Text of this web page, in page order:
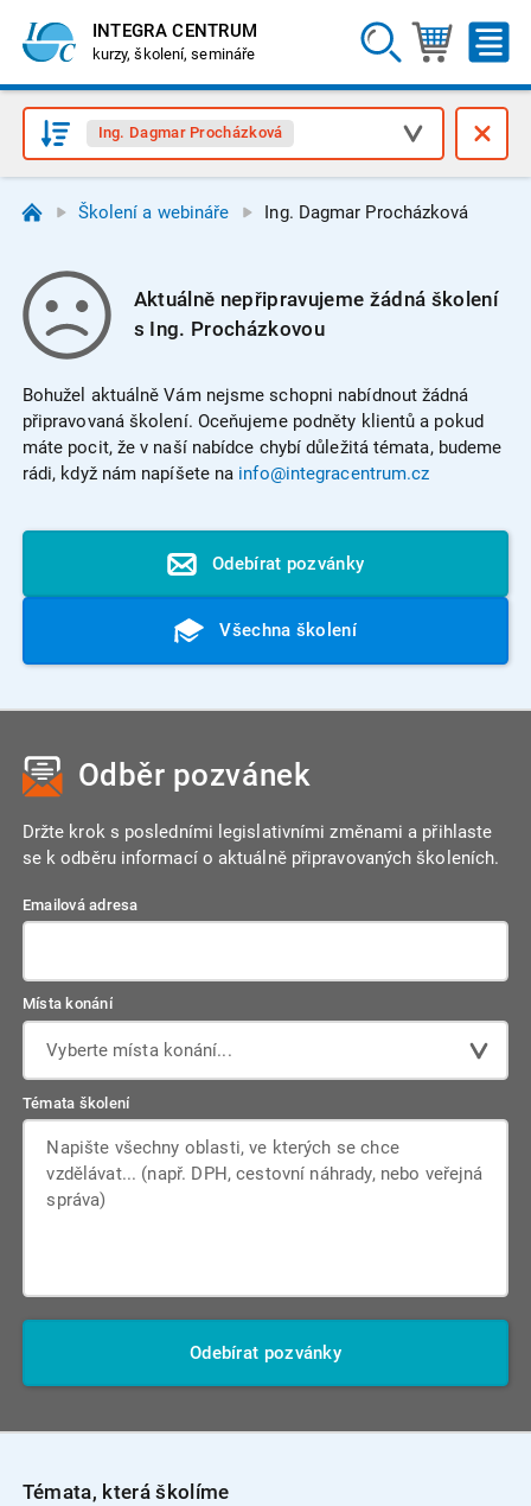
INTEGRA CENTRUM
kurzy, školení, semináře
Ing. Dagmar Procházková
Školení a webináře Ing. Dagmar Procházková
Aktuálně nepřipravujeme žádná školení
s Ing. Procházkovou
Bohužel aktuálně Vám nejsme schopni nabídnout žádná
připravovaná školení. Oceňujeme podněty klientů a pokud
máte pocit, že v naší nabídce chybí důležitá témata, budeme
rádi, když nám napíšete na info@integracentrum.cz
Odebírat pozvánky
Všechna školení
Odběr pozvánek
Držte krok s posledními legislativními změnami a přihlaste
se k odběru informací o aktuálně připravovaných školeních.
Emailová adresa
Místa konání
Vyberte místa konání...
Témata školení
Odebírat pozvánky
Témata, která školíme